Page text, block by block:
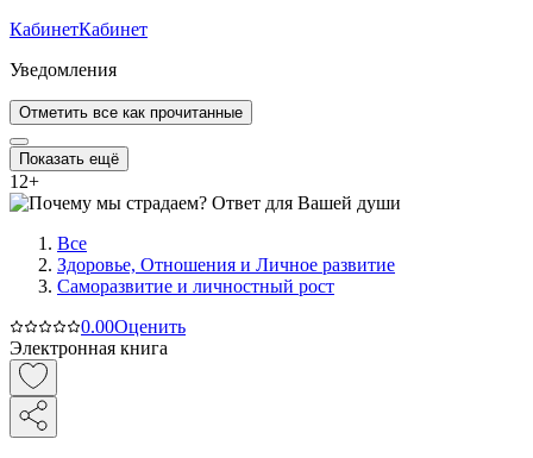
КабинетКабинет
Уведомления
Отметить все как прочитанные
Показать ещё
12+
Все
Здоровье, Отношения и Личное развитие
Саморазвитие и личностный рост
0.00Оценить
Электронная книга